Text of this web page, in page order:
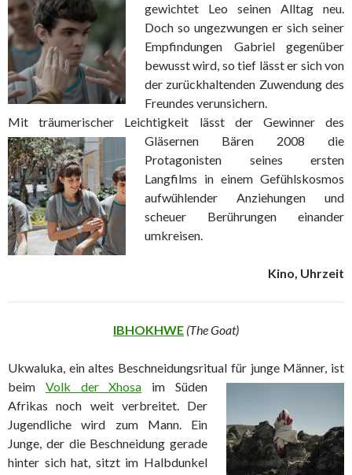
gewichtet Leo seinen Alltag neu.
Doch so ungezwungen er sich seiner
Empfindungen Gabriel gegenüber
bewusst wird, so tief lässt er sich von
der zurückhaltenden Zuwendung des
Freundes verunsichern.
Mit träumerischer Leichtigkeit lässt der Gewinner des
Gläsernen Bären 2008 die
Protagonisten seines ersten
Langfilms in einem Gefühlskosmos
aufwühlender Anziehungen und
scheuer Berührungen einander
umkreisen.
Kino, Uhrzeit
IBHOKHWE (The Goat)
Ukwaluka, ein altes Beschneidungsritual für junge Männer, ist
beim Volk der Xhosa im Süden
Afrikas noch weit verbreitet. Der
Jugendliche wird zum Mann. Ein
Junge, der die Beschneidung gerade
hinter sich hat, sitzt im Halbdunkel